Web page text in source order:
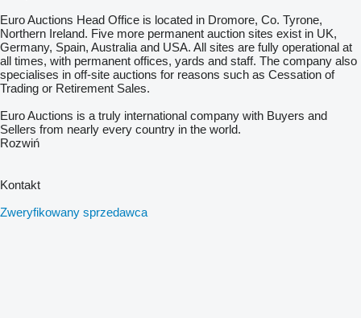
Euro Auctions Head Office is located in Dromore, Co. Tyrone,
Northern Ireland. Five more permanent auction sites exist in UK,
Germany, Spain, Australia and USA. All sites are fully operational at
all times, with permanent offices, yards and staff. The company also
specialises in off-site auctions for reasons such as Cessation of
Trading or Retirement Sales.
Euro Auctions is a truly international company with Buyers and
Sellers from nearly every country in the world.
Rozwiń
Kontakt
Zweryfikowany sprzedawca